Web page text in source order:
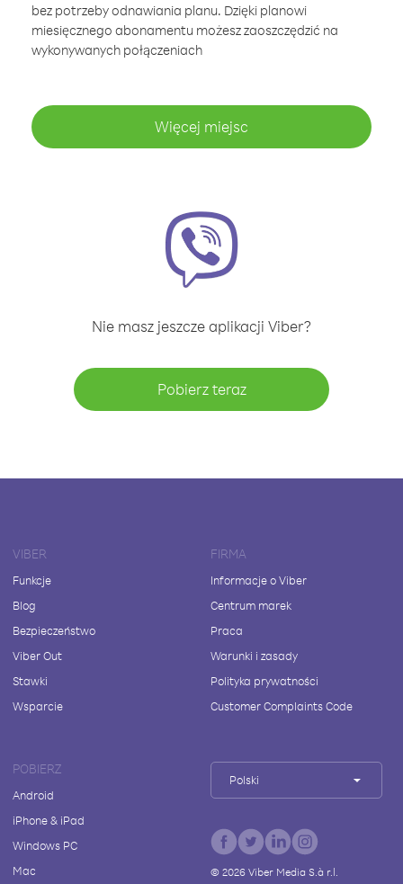
bez potrzeby odnawiania planu. Dzięki planowi
miesięcznego abonamentu możesz zaoszczędzić na
wykonywanych połączeniach
Więcej miejsc
Nie masz jeszcze aplikacji Viber?
Pobierz teraz
VIBER
Funkcje
Blog
Bezpieczeństwo
Viber Out
Stawki
Wsparcie
FIRMA
Informacje o Viber
Centrum marek
Praca
Warunki i zasady
Polityka prywatności
Customer Complaints Code
POBIERZ
Android
iPhone & iPad
Windows PC
Mac
Polski
© 2026Viber Media S.à r.l.